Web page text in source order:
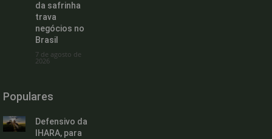
da safrinha
trava
negócios no
Brasil
7 de agosto de
2026
Populares
Defensivo da
IHARA, para